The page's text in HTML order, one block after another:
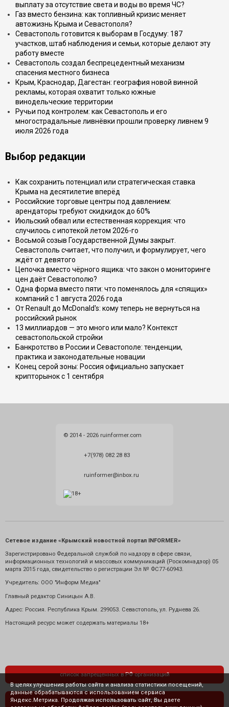
выплату за отсутствие света и воды во время ЧС?
Газ вместо бензина: как топливный кризис меняет
автожизнь Крыма и Севастополя?
Севастополь готовится к выборам в Госдуму: 187
участков, штаб наблюдения и семьи, которые делают эту
работу вместе
Севастополь создал беспрецедентный механизм
спасения местного бизнеса
Крым, Краснодар, Дагестан: география новой винной
рекламы, которая охватит только южные
винодельческие территории
Ручьи под контролем: как Севастополь и его
многострадальные ливнёвки прошли проверку ливнем 9
июля 2026 года
Выбор редакции
Как сохранить потенциал или стратегическая ставка
Крыма на десятилетие вперёд
Российские торговые центры под давлением:
арендаторы требуют скидкидок до 60%
Июльский обвал или естественная коррекция: что
случилось с ипотекой летом 2026-го
Восьмой созыв Государственной Думы закрыт.
Севастополь считает, что получил, и формулирует, чего
ждёт от девятого
Цепочка вместо чёрного ящика: что закон о мониторинге
цен даёт Севастополю?
Одна форма вместо пяти: что поменялось для «спящих»
компаний с 1 августа 2026 года
От Renault до McDonald's: кому теперь не вернуться на
российский рынок
13 миллиардов — это много или мало? Контекст
севастопольской стройки
Банкротство в России и Севастополе: тенденции,
практика и законодательные новации
Конец серой зоны: Россия официально запускает
крипторынок с 1 сентября
© 2014 - 2026 ruinformer.com
+7(978) 082 28 83
ruinformer@inbox.ru
Сетевое издание «Крымский новостной портал INFORMER»
Зарегистрировано Федеральной службой по надзору в сфере связи,
информационных технологий и массовых коммуникаций (Роскомнадзор) 05
марта 2015 года, свидетельство о регистрации Эл № ФС77-60943.
Учредитель: ООО "Информ Медиа"
Главный редактор Синицын А.В.
Адрес: Россия. Республика Крым. 299053. Севастополь, ул. Руднева 26.
Настоящий ресурс может содержать материалы 18+
список запрещенных в РФ организаций
политика конфиденциальности
В целях улучшения работы сайта и анализа статистики посещений,
данные обрабатываются с использованием сервиса
Яндекс.Метрика. Продолжая использовать сайт, Вы даете